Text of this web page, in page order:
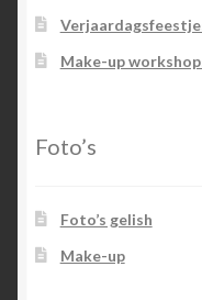
Make-up
Foto’s
Foto’s gelish
Make-up